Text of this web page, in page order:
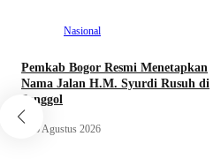
Nasional
Pemkab Bogor Resmi Menetapkan
Nama Jalan H.M. Syurdi Rusuh di
Jonggol
6 Agustus 2026